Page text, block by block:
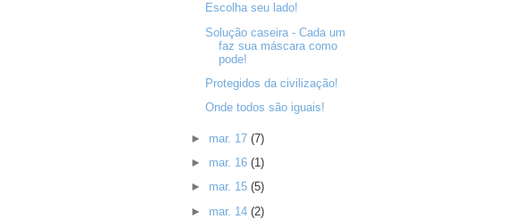
Escolha seu lado!
Solução caseira - Cada um
faz sua máscara como
pode!
Protegidos da civilização!
Onde todos são iguais!
► mar. 17 (7)
► mar. 16 (1)
► mar. 15 (5)
► mar. 14 (2)